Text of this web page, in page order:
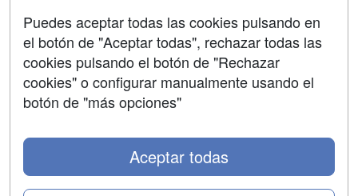
Grupo formazion:
Puedes aceptar todas las cookies pulsando en
el botón de "Aceptar todas", rechazar todas las
cookies pulsando el botón de "Rechazar
cookies" o configurar manualmente usando el
botón de "más opciones"
Aceptar todas